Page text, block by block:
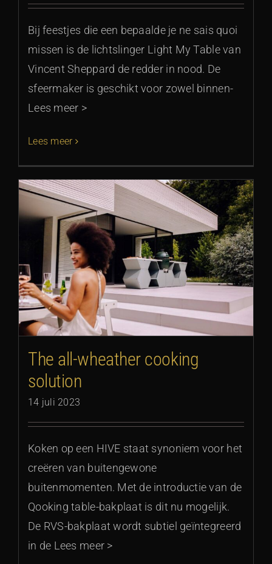
Bij feestjes die een bepaalde je ne sais quoi
missen is de lichtslinger Light My Table van
Vincent Sheppard de redder in nood. De
sfeermaker is geschikt voor zowel binnen-
Lees meer >
Lees meer
The all-wheather cooking
solution
14 juli 2023
Koken op een HIVE staat synoniem voor het
creëren van buitengewone
buitenmomenten. Met de introductie van de
Qooking table-bakplaat is dit nu mogelijk.
De RVS-bakplaat wordt subtiel geïntegreerd
in de Lees meer >